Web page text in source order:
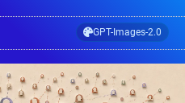
GPT-Images-2.0